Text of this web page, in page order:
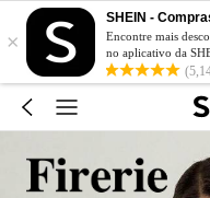
×
SHEIN -
Encontre mais
no aplicativo da